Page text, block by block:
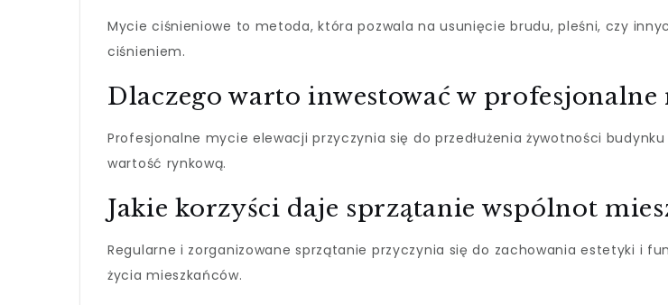
Mycie ciśnieniowe to metoda, która pozwala na usunięcie brudu, pleśni, czy
ciśnieniem.
Dlaczego warto inwestować w profesjonalne
Profesjonalne mycie elewacji przyczynia się do przedłużenia żywotności
wartość rynkową.
Jakie korzyści daje sprzątanie wspólnot
Regularne i zorganizowane sprzątanie przyczynia się do zachowania estetyki i
życia mieszkańców.